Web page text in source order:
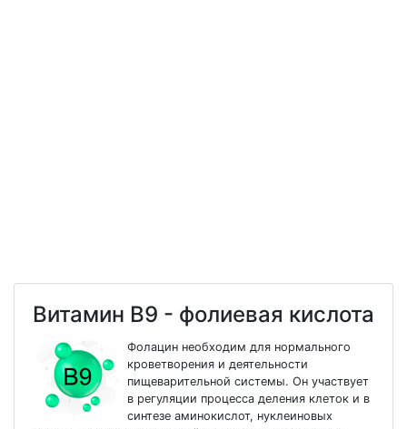
Витамин В9 - фолиевая кислота
Фолацин необходим для нормального
кроветворения и деятельности
пищеварительной системы. Он участвует
в регуляции процесса деления клеток и в
синтезе аминокислот, нуклеиновых